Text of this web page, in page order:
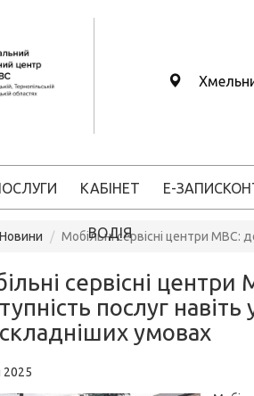
КАБІНЕТ
ВОДІЯ
Е-ЗАПИС
Новини Мобільні сервісні центри МВС:
сервісні центри
послуг навіть
умовах
2025